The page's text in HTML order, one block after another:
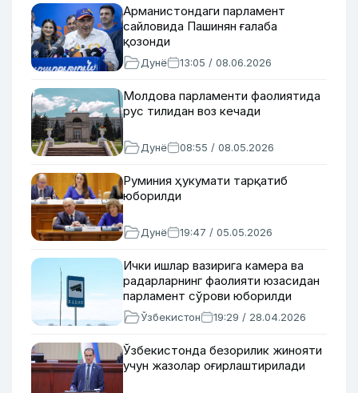
Арманистондаги парламент
сайловида Пашинян ғалаба
қозонди
Дунё 13:05 / 08.06.2026
Молдова парламенти фаолиятида
рус тилидан воз кечади
Дунё 08:55 / 08.05.2026
Руминия ҳукумати тарқатиб
юборилди
Дунё 19:47 / 05.05.2026
Ички ишлар вазирига камера ва
радарларнинг фаолияти юзасидан
парламент сўрови юборилди
Ўзбекистон 19:29 / 28.04.2026
Ўзбекистонда безорилик жинояти
учун жазолар оғирлаштирилади